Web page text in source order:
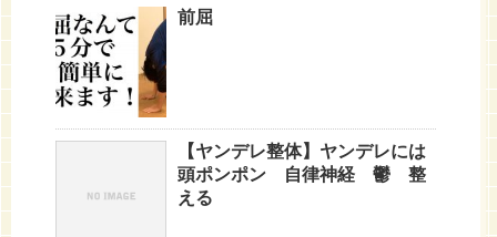
前屈
【ヤンデレ整体】ヤンデレには
頭ポンポン 自律神経 鬱 整
える